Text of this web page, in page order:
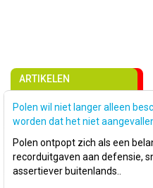
ARTIKELEN
Polen wil niet langer alleen
worden dat het niet
Polen ontpopt zich als een
recorduitgaven aan defensie,
assertiever buitenlands..